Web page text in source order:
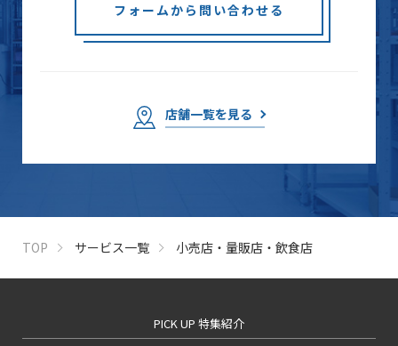
フォームから問い合わせる
店舗一覧を見る
TOP サービス一覧 小売店・量販店・飲食店
PICK UP 特集紹介